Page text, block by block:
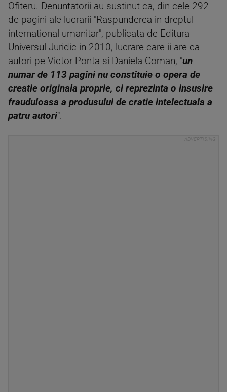
Ofiteru. Denuntatorii au sustinut ca, din cele 292
de pagini ale lucrarii "Raspunderea in dreptul
international umanitar", publicata de Editura
Universul Juridic in 2010, lucrare care ii are ca
autori pe Victor Ponta si Daniela Coman, "un
numar de 113 pagini nu constituie o opera de
creatie originala proprie, ci reprezinta o insusire
frauduloasa a produsului de cratie intelectuala a
patru autori".